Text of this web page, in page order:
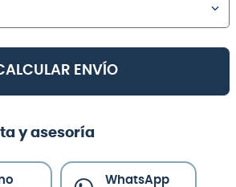
ENVÍO
y asesoría
WhatsApp